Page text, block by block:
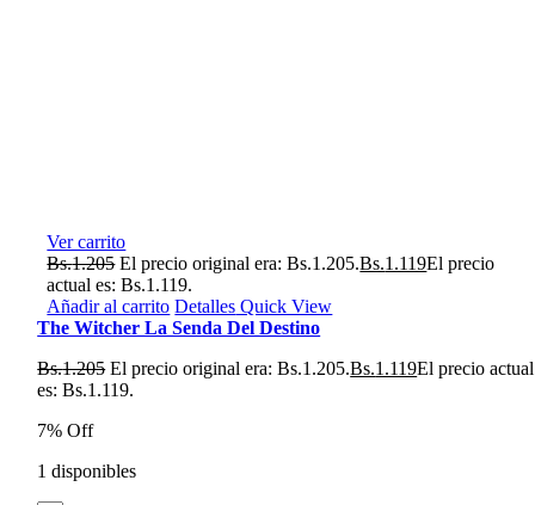
Ver carrito
Bs.1.205 El precio original era: Bs.1.205.Bs.1.119El precio
actual es: Bs.1.119.
Añadir al carrito Detalles Quick View
The Witcher La Senda Del Destino
Bs.1.205 El precio original era: Bs.1.205.Bs.1.119El precio actual
es: Bs.1.119.
7% Off
1 disponibles